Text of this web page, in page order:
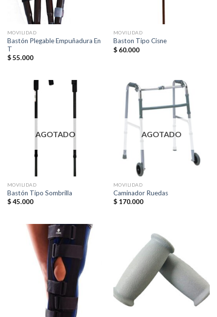
MOVILIDAD
Bastón Plegable Empuñadura En
T
$55.000
MOVILIDAD
Baston Tipo Cisne
$60.000
AGOTADO
MOVILIDAD
Bastón Tipo Sombrilla
$45.000
AGOTADO
MOVILIDAD
Caminador Ruedas
$170.000